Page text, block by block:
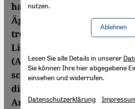
haben die sogenannten
Ägypten wieder
treffen sich, meist in
Liebhaber der "siebenten
(Alain/Schelling) um
schauen und diese
diskutieren. Aus Kairo
Anwar.
nutzen.
Ablehnen
Lesen Sie alle Details in unserer
Sie können Ihre hier abgegebene
einsehen und widerrufen.
Datenschutzerklärung